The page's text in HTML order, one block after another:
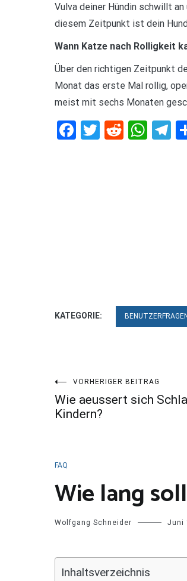
Vulva deiner Hündin schwillt
diesem Zeitpunkt ist dein
Wann Katze nach Rolligkeit
Über den richtigen Zeitpunkt
Monat das erste Mal rollig,
meist mit sechs Monaten
Facebook
Twitter
Reddit
KATEGORIE:
Beitragsnavigation
VORHERIGER BEITRAG
Wie aeussert sich
Kindern?
FAQ
Wie lang
Wolfgang Schneider Juni
Inhaltsverzeichnis